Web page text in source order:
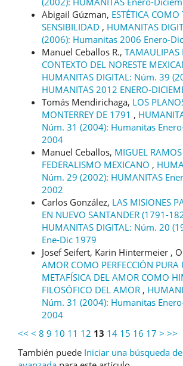
Abigail Gúzman, ESTÉTICA
SENSIBILIDAD , HUMANITAS
(2006): Humanitas 2006 Enero-
Manuel Ceballos R., TAMAULIPAS
CONTEXTO DEL NORESTE
HUMANITAS DIGITAL: Núm. 39
HUMANITAS 2012 ENERO-
Tomás Mendirichaga, LOS
MONTERREY DE 1791 ,
Núm. 31 (2004): Humanitas
2004
Manuel Ceballos, MIGUEL RAMOS
FEDERALISMO MEXICANO ,
Núm. 29 (2002): HUMANITAS
2002
Carlos González, LAS MISIONES
EN NUEVO SANTANDER (1791-
HUMANITAS DIGITAL: Núm. 20
Ene-Dic 1979
Josef Seifert, Karin Hintermeier ,
AMOR COMO PERFECCIÓN PURA
METAFÍSICA DEL AMOR COMO
FILOSÓFICO DEL AMOR ,
Núm. 31 (2004): Humanitas
2004
<< < 8 9 10 11 12 13 14 15 16 17 > >>
También puede Iniciar una búsqueda